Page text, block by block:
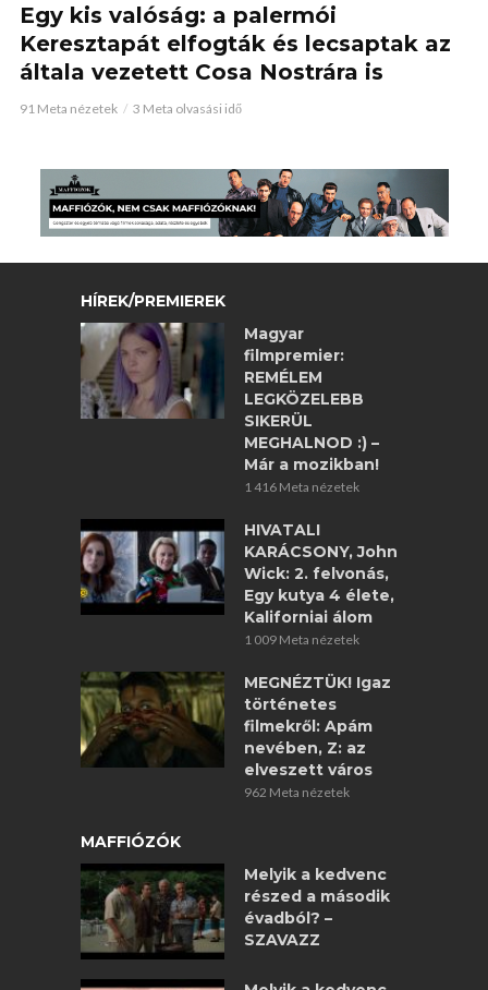
Egy kis valóság: a palermói
Keresztapát elfogták és lecsaptak az
általa vezetett Cosa Nostrára is
91 Meta nézetek 3 Meta olvasási idő
HÍREK/PREMIEREK
Magyar
filmpremier:
REMÉLEM
LEGKÖZELEBB
SIKERÜL
MEGHALNOD :) –
Már a mozikban!
1 416 Meta nézetek
HIVATALI
KARÁCSONY, John
Wick: 2. felvonás,
Egy kutya 4 élete,
Kaliforniai álom
1 009 Meta nézetek
MEGNÉZTÜK! Igaz
történetes
filmekről: Apám
nevében, Z: az
elveszett város
962 Meta nézetek
MAFFIÓZÓK
Melyik a kedvenc
részed a második
évadból? –
SZAVAZZ